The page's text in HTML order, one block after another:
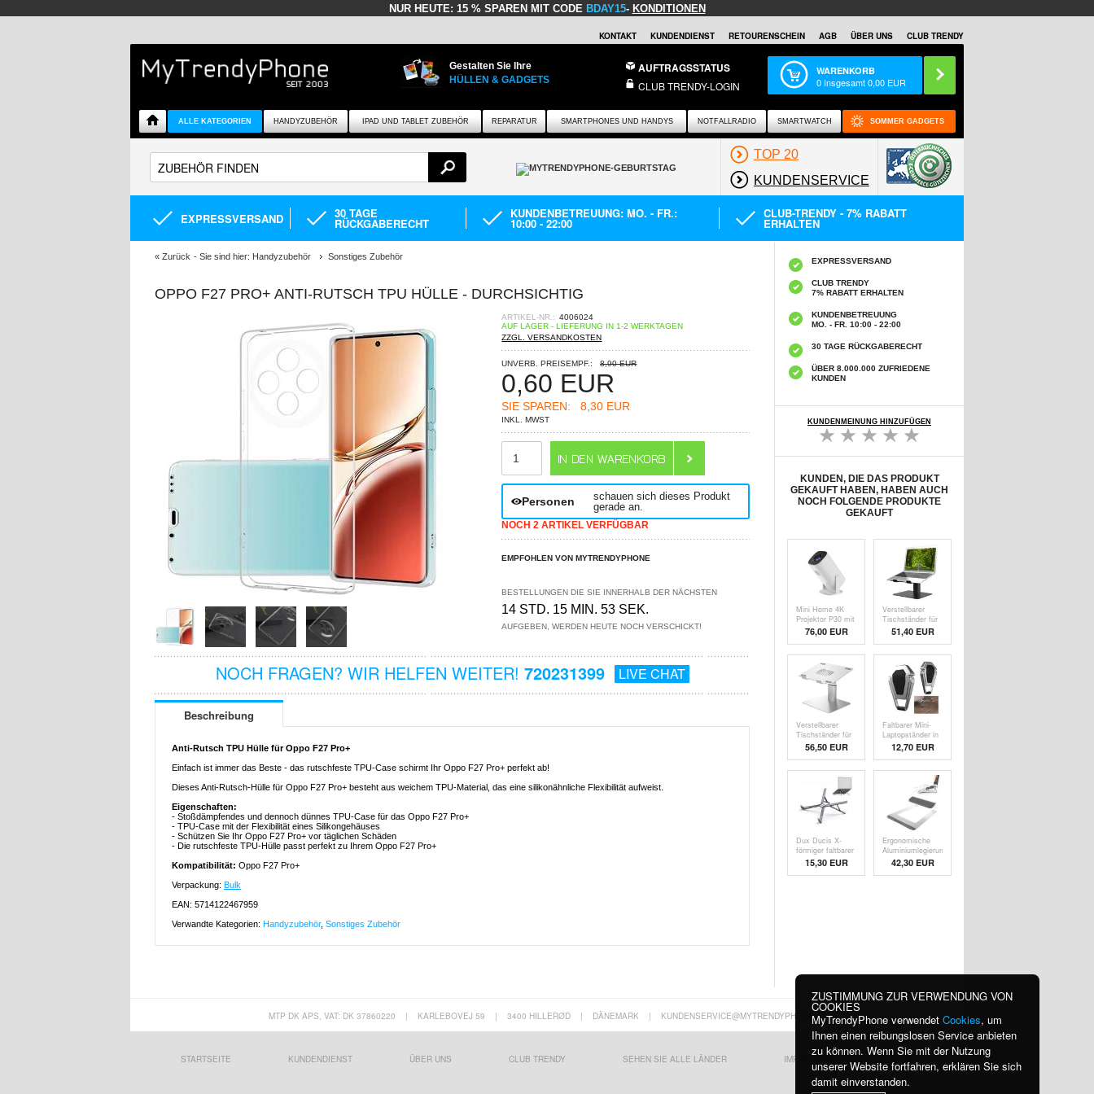
NUR HEUTE: 15 % SPAREN MIT CODE BDAY15- KONDITIONEN
KONTAKT KUNDENDIENST RETOURENSCHEIN AGB ÜBER UNS CLUB TRENDY
Gestalten Sie Ihre
HÜLLEN & GADGETS
AUFTRAGSSTATUS
CLUB TRENDY-LOGIN
WARENKORB
0 Insgesamt0,00 EUR
ALLE KATEGORIEN HANDYZUBEHÖR IPAD UND TABLET ZUBEHÖR REPARATUR SMARTPHONES UND HANDYS NOTFALLRADIO SMARTWATCH SOMMER GADGETS
TOP 20
KUNDENSERVICE
EXPRESSVERSAND 30 TAGE
RÜCKGABERECHT
KUNDENBETREUUNG: MO. - FR.:
10:00 - 22:00
CLUB-TRENDY - 7% RABATT
ERHALTEN
« Zurück - Sie sind hier: Handyzubehör Sonstiges Zubehör
OPPO F27 PRO+ ANTI-RUTSCH TPU HÜLLE - DURCHSICHTIG
ARTIKEL-NR.: 4006024
AUF LAGER - LIEFERUNG IN 1-2 WERKTAGEN
ZZGL. VERSANDKOSTEN
UNVERB. PREISEMPF.: 8,90 EUR
0,60 EUR
SIE SPAREN: 8,30 EUR
INKL. MWST
Personen
schauen sich dieses Produkt
gerade an.
NOCH 2 ARTIKEL VERFÜGBAR
EMPFOHLEN VON MYTRENDYPHONE
BESTELLUNGEN DIE SIE INNERHALB DER NÄCHSTEN
14 STD. 15 MIN. 53 SEK.
AUFGEBEN, WERDEN HEUTE NOCH VERSCHICKT!
NOCH FRAGEN? WIR HELFEN WEITER! 720231399 LIVE CHAT
Beschreibung
Anti-Rutsch TPU Hülle für Oppo F27 Pro+
Einfach ist immer das Beste - das rutschfeste TPU-Case schirmt Ihr Oppo F27 Pro+ perfekt ab!
Dieses Anti-Rutsch-Hülle für Oppo F27 Pro+ besteht aus weichem TPU-Material, das eine silikonähnliche Flexibilität aufweist.
Eigenschaften:
- Stoßdämpfendes und dennoch dünnes TPU-Case für das Oppo F27 Pro+
- TPU-Case mit der Flexibilität eines Silikongehäuses
- Schützen Sie Ihr Oppo F27 Pro+ vor täglichen Schäden
- Die rutschfeste TPU-Hülle passt perfekt zu Ihrem Oppo F27 Pro+
Kompatibilität: Oppo F27 Pro+
Verpackung: Bulk
EAN: 5714122467959
Verwandte Kategorien: Handyzubehör, Sonstiges Zubehör
EXPRESSVERSAND
CLUB TRENDY
7% RABATT ERHALTEN
KUNDENBETREUUNG
MO. - FR. 10:00 - 22:00
30 TAGE RÜCKGABERECHT
ÜBER 8.000.000 ZUFRIEDENE
KUNDEN
KUNDENMEINUNG HINZUFÜGEN
KUNDEN, DIE DAS PRODUKT
GEKAUFT HABEN, HABEN AUCH
NOCH FOLGENDE PRODUKTE
GEKAUFT
Mini Home 4K
Projektor P30 mit
Android 11 - Dual
WiFi, Bluetooth
76,00EUR
Verstellbarer
Tischständer für
Laptop E8A -
17.3" - Schwarz
51,40EUR
Verstellbarer
Tischständer für
Laptop E8A -
17.3" - Silber
56,50 EUR
Faltbarer Mini-
Laptopständer in
Schildform - 2
Stk.
12,70 EUR
Dux Ducis X-
förmiger faltbarer
Laptop-Ständer -
17.3"
15,30EUR
Ergonomische
Aluminiumlegierung
Laptop-Ständer /
Halter - Silber
42,30 EUR
MTP DK APS, VAT: DK 37860220 | KARLEBOVEJ 59 | 3400 HILLERØD | DÄNEMARK | KUNDENSERVICE@MYTRENDYPHONE.AT
STARTSEITE KUNDENDIENST ÜBER UNS CLUB TRENDY SEHEN SIE ALLE LÄNDER IMPRESSUM
ZUSTIMMUNG ZUR VERWENDUNG VON
COOKIES
MyTrendyPhone verwendet Cookies, um
Ihnen einen reibungslosen Service anbieten
zu können. Wenn Sie mit der Nutzung
unserer Website fortfahren, erklären Sie sich
damit einverstanden.